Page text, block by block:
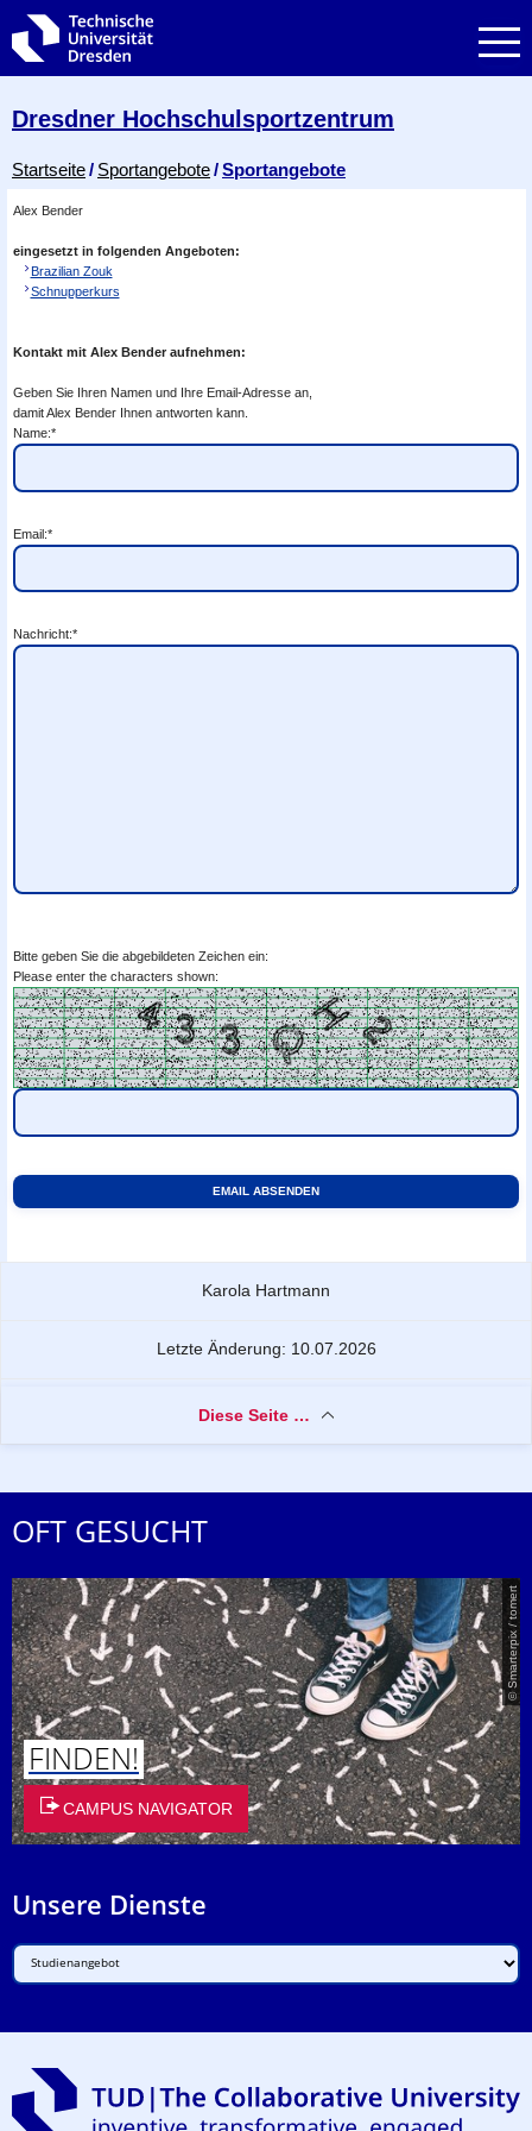
Dresdner Hochschul­sportzentrum
Breadcrumb-Menü
Startseite Sportangebote Sportangebote
Alex Bender
eingesetzt in folgenden Angeboten:
Brazilian Zouk
Schnupperkurs
Kontakt mit Alex Bender aufnehmen:
Geben Sie Ihren Namen und Ihre Email-Adresse an,
damit Alex Bender Ihnen antworten kann.
Name:*
Email:*
Nachricht:*
Bitte geben Sie die abgebildeten Zeichen ein:
Please enter the characters shown:
Karola Hartmann
Letzte Änderung: 10.07.2026
Diese Seite …
OFT GESUCHT
© Smarterpix / tomert
FINDEN!
CAMPUS NAVIGATOR
Unsere Dienste